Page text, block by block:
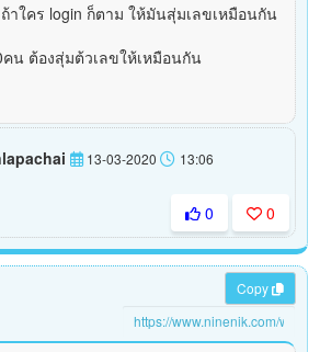
าใคร login ก็ตาม ให้มันสุ่มเลขเหมือนกัน
น ต้องสุ่มต้วเลขให้เหมือนกัน
13-03-2020 13:06
0 0
Copy